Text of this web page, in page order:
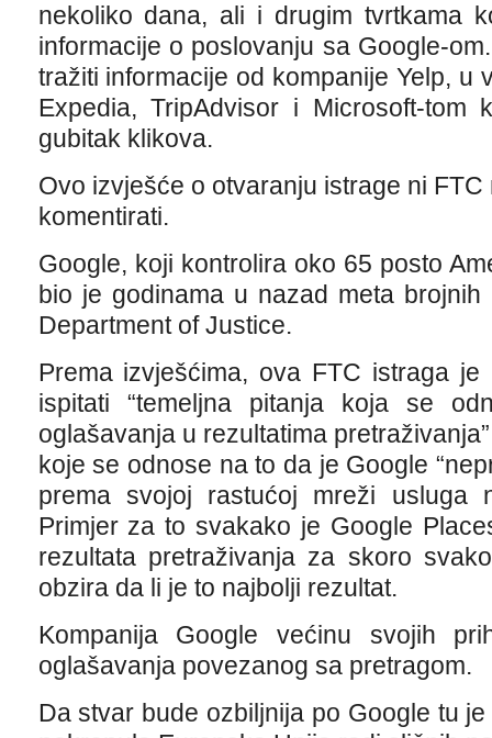
nekoliko dana, ali i drugim tvrtkama
informacije o poslovanju sa Google-
tražiti informacije od kompanije Yelp, u
Expedia, TripAdvisor i Microsoft-
gubitak klikova.
Ovo izvješće o otvaranju istrage ni
komentirati.
Google, koji kontrolira oko 65 posto
bio je godinama u nazad meta
Department of Justice.
Prema izvješćima, ova FTC istraga
ispitati “temeljna pitanja koja se
oglašavanja u rezultatima
koje se odnose na to da je Google
prema svojoj rastućoj mreži usluga
Primjer za to svakako je Google
rezultata pretraživanja za skoro
obzira da li je to najbolji rezultat.
Kompanija Google većinu svojih
oglašavanja povezanog sa pretragom.
Da stvar bude ozbiljnija po Google tu